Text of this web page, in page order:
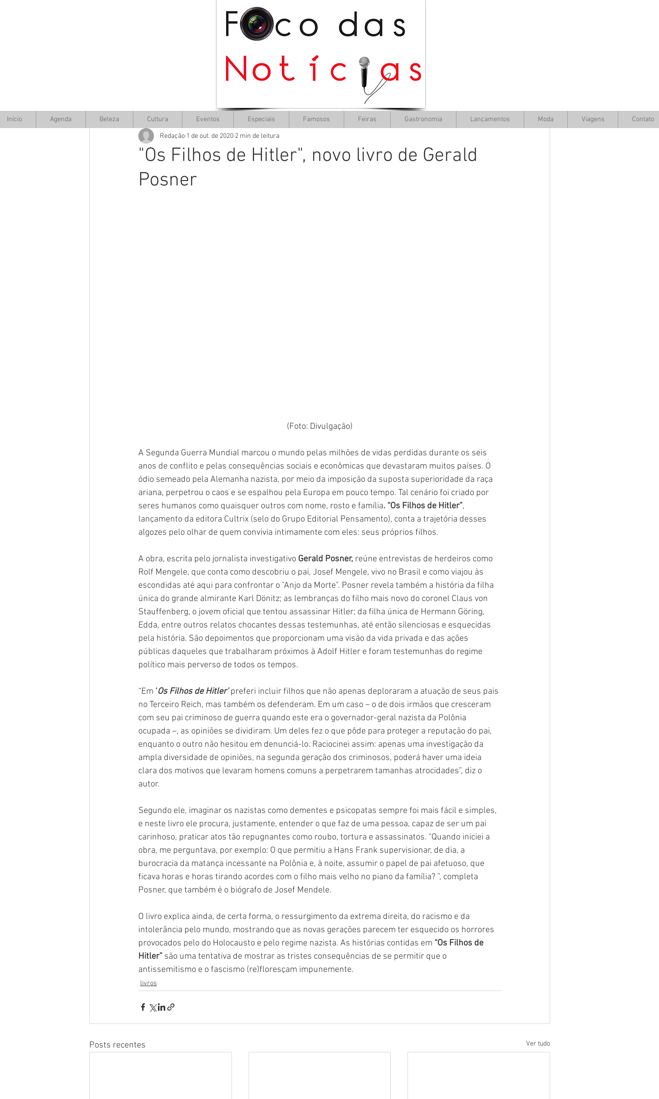
"Os Filhos de Hitler", novo livro de Gerald
Posner
Redação 1 de out. de 2020 2 min de leitura
(Foto: Divulgação)
A Segunda Guerra Mundial marcou o mundo pelas milhões de vidas perdidas durante os seis
anos de conflito e pelas consequências sociais e econômicas que devastaram muitos países. O
ódio semeado pela Alemanha nazista, por meio da imposição da suposta superioridade da raça
ariana, perpetrou o caos e se espalhou pela Europa em pouco tempo. Tal cenário foi criado por
seres humanos como quaisquer outros com nome, rosto e família. “Os Filhos de Hitler”,
lançamento da editora Cultrix (selo do Grupo Editorial Pensamento), conta a trajetória desses
algozes pelo olhar de quem convivia intimamente com eles: seus próprios filhos.
A obra, escrita pelo jornalista investigativo Gerald Posner, reúne entrevistas de herdeiros como
Rolf Mengele, que conta como descobriu o pai, Josef Mengele, vivo no Brasil e como viajou às
escondidas até aqui para confrontar o "Anjo da Morte". Posner revela também a história da filha
única do grande almirante Karl Dönitz; as lembranças do filho mais novo do coronel Claus von
Stauffenberg, o jovem oficial que tentou assassinar Hitler; da filha única de Hermann Göring,
Edda, entre outros relatos chocantes dessas testemunhas, até então silenciosas e esquecidas
pela história. São depoimentos que proporcionam uma visão da vida privada e das ações
públicas daqueles que trabalharam próximos à Adolf Hitler e foram testemunhas do regime
político mais perverso de todos os tempos.
“Em ‘Os Filhos de Hitler’ preferi incluir filhos que não apenas deploraram a atuação de seus pais
no Terceiro Reich, mas também os defenderam. Em um caso – o de dois irmãos que cresceram
com seu pai criminoso de guerra quando este era o governador-geral nazista da Polônia
ocupada –, as opiniões se dividiram. Um deles fez o que pôde para proteger a reputação do pai,
enquanto o outro não hesitou em denunciá-lo. Raciocinei assim: apenas uma investigação da
ampla diversidade de opiniões, na segunda geração dos criminosos, poderá haver uma ideia
clara dos motivos que levaram homens comuns a perpetrarem tamanhas atrocidades”, diz o
autor.
Segundo ele, imaginar os nazistas como dementes e psicopatas sempre foi mais fácil e simples,
e neste livro ele procura, justamente, entender o que faz de uma pessoa, capaz de ser um pai
carinhoso, praticar atos tão repugnantes como roubo, tortura e assassinatos. “Quando iniciei a
obra, me perguntava, por exemplo: O que permitiu a Hans Frank supervisionar, de dia, a
burocracia da matança incessante na Polônia e, à noite, assumir o papel de pai afetuoso, que
ficava horas e horas tirando acordes com o filho mais velho no piano da família? ”, completa
Posner, que também é o biógrafo de Josef Mendele.
O livro explica ainda, de certa forma, o ressurgimento da extrema direita, do racismo e da
intolerância pelo mundo, mostrando que as novas gerações parecem ter esquecido os horrores
provocados pelo do Holocausto e pelo regime nazista. As histórias contidas em “Os Filhos de
Hitler” são uma tentativa de mostrar as tristes consequências de se permitir que o
antissemitismo e o fascismo (re)floresçam impunemente.
livros
Posts recentes Ver tudo
Início Agenda Beleza Cultura Eventos Especiais Famosos Feiras Gastronomia Lançamentos Moda Viagens Contato